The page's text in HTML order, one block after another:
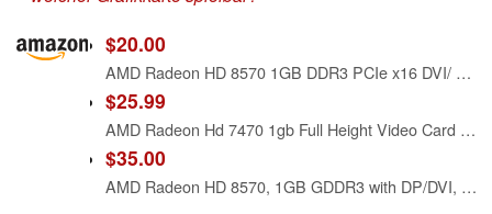
$20.00
AMD Radeon HD 8570 1GB DDR3 PCIe x16 DVI/ DP Graphics Video Card Dell YT0RH
$25.99
AMD Radeon Hd 7470 1gb Full Height Video Card (for Regular Desktop)
$35.00
AMD Radeon HD 8570, 1GB GDDR3 with DP/DVI, PCI-E x 16, full bracket fits full Computer only, for Windows XP, 7, 8, 8.1, 10, 11, UEFI compatible, 4K resolution via DP Connection, 1 year warranty